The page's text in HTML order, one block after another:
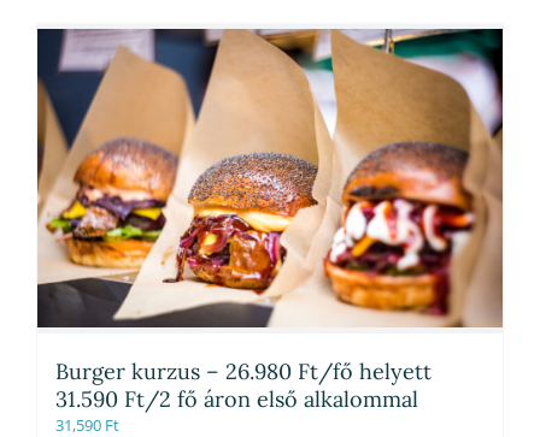
Burger kurzus – 26.980 Ft/fő helyett
31.590 Ft/2 fő áron első alkalommal
31,590 Ft